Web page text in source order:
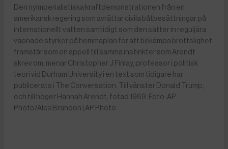
Den nyimperialistiska kraftdemonstrationen från en
amerikansk regering som avrättar civila båtbesättningar på
internationellt vatten samtidigt som den sätter in reguljära
väpnade styrkor på hemmaplan för att bekämpa brottslighet
framstår som en appell till samma instinkter som Arendt
skrev om, menar Christopher J Finlay, professor i politisk
teori vid Durham University i en text som tidigare har
publicerats i The Conversation. Till vänster Donald Trump,
och till höger Hannah Arendt, fotad 1969. Foto: AP
Photo/Alex Brandon | AP Photo